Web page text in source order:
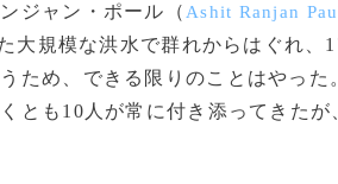
ジャン・ポール（ Ashit Ranjan
大規模な洪水で群れからはぐれ、
ため、できる限りのことはやった
とも10人が常に付き添ってきたが